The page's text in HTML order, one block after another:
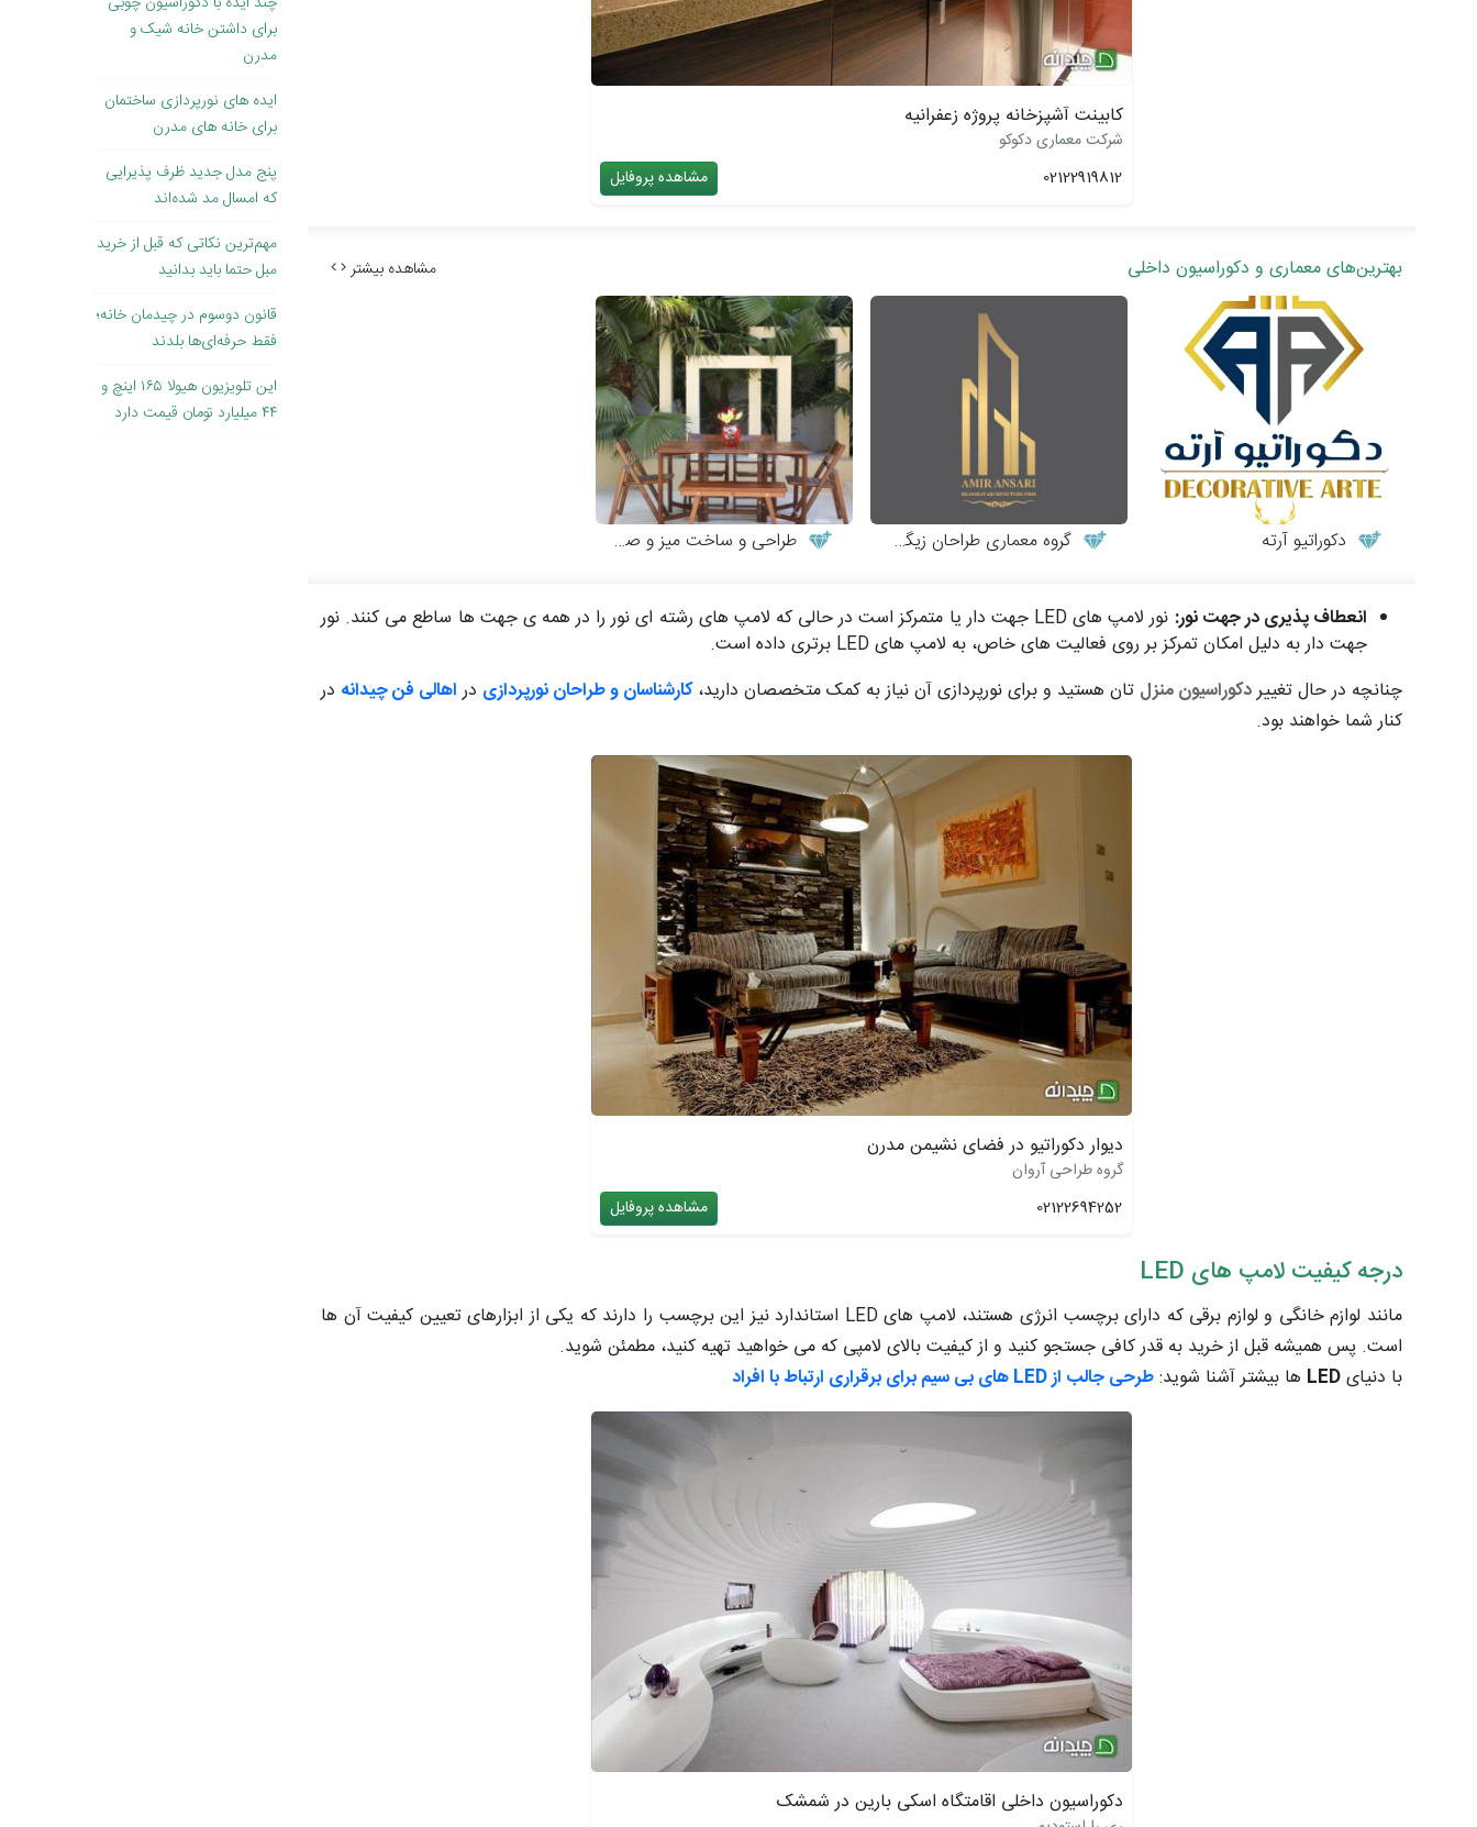
کابینت آشپزخانه پروژه زعفرانیه
شرکت معماری دکوکو
02122919812
مشاهده پروفایل
بهترین‌های معماری و دکوراسیون داخلی مشاهده بیشتر
دکوراتیو آرته گروه معماری طراحان زیگورات طراحی و ساخت میز و صندلی چوبی
انعطاف پذیری در جهت نور: نور لامپ هایLED جهت دار یا متمرکز است در حالی که لامپ های رشته ای نور را در همه ی جهت ها ساطع می کنند. نور
جهت دار به دلیل امکان تمرکز بر روی فعالیت های خاص، به لامپ هایLED برتری داده است.
چنانچه در حال تغییردکوراسیون منزل تان هستید و برای نورپردازی آن نیاز به کمک متخصصان دارید،کارشناسان و طراحان نورپردازی دراهالی فن چیدانه در
کنار شما خواهند بود.
دیوار دکوراتیو در فضای نشیمن مدرن
گروه طراحی آروان
02122694252
مشاهده پروفایل
درجه کیفیت لامپ های LED
مانند لوازم خانگی و لوازم برقی که دارای برچسب انرژی هستند، لامپ هایLED استاندارد نیز این برچسب را دارند که یکی از ابزارهای تعیین کیفیت آن ها
است. پس همیشه قبل از خرید به قدر کافی جستجو کنید و از کیفیت بالای لامپی که می خواهید تهیه کنید، مطمئن شوید.
با دنیایLED ها بیشتر آشنا شوید:طرحی جالب از LED های بی سیم برای برقراری ارتباط با افراد
دکوراسیون داخلی اقامتگاه اسکی بارین در شمشک
برای داشتن خانه شیک و
مدرن
ایده های نورپردازی ساختمان
برای خانه ‌های مدرن
پنج مدل جدید ظرف پذیرایی
که امسال مد شده‌اند
مهم‌ترین نکاتی که قبل از خرید
مبل حتما باید بدانید
قانون دوسوم در چیدمان خانه؛
فقط حرفه‌ای‌ها بلدند
این تلویزیون هیولا ۱۶۵ اینچ و
۴۴ میلیارد تومان قیمت دارد